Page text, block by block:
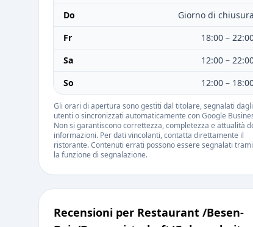
Do
Giorno di chiusura
Fr
18:00 –
Sa
12:00 –
So
12:00 –
Gli orari di apertura sono gestiti dal titolare, segnalati dagli
utenti o sincronizzati automaticamente con Google
Non si garantiscono correttezza, completezza e attualità
informazioni. Per dati vincolanti, contatta direttamente il
ristorante. Contenuti errati possono essere segnalati
la funzione di segnalazione.
Recensioni per Restaurant /Besen-